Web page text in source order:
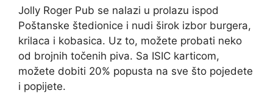
Jolly Roger Pub se nalazi u prolazu ispod
Poštanske štedionice i nudi širok izbor burgera,
krilaca i kobasica. Uz to, možete probati neko
od brojnih točenih piva. Sa ISIC karticom,
možete dobiti 20% popusta na sve što pojedete
i popijete.